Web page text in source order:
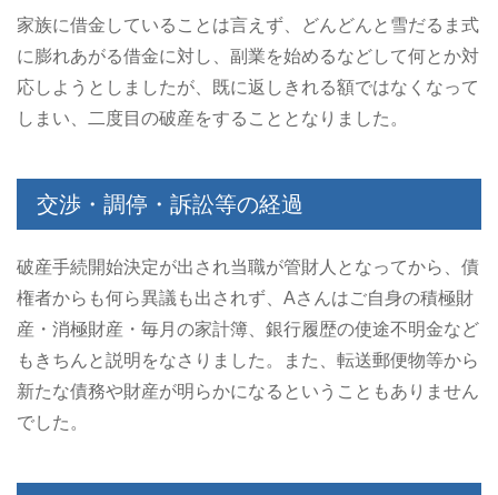
家族に借金していることは言えず、どんどんと雪だるま式
に膨れあがる借金に対し、副業を始めるなどして何とか対
応しようとしましたが、既に返しきれる額ではなくなって
しまい、二度目の破産をすることとなりました。
交渉・調停・訴訟等の経過
破産手続開始決定が出され当職が管財人となってから、債
権者からも何ら異議も出されず、Aさんはご自身の積極財
産・消極財産・毎月の家計簿、銀行履歴の使途不明金など
もきちんと説明をなさりました。また、転送郵便物等から
新たな債務や財産が明らかになるということもありません
でした。